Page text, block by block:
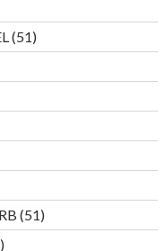
5151
Produkte
5151
Produkte